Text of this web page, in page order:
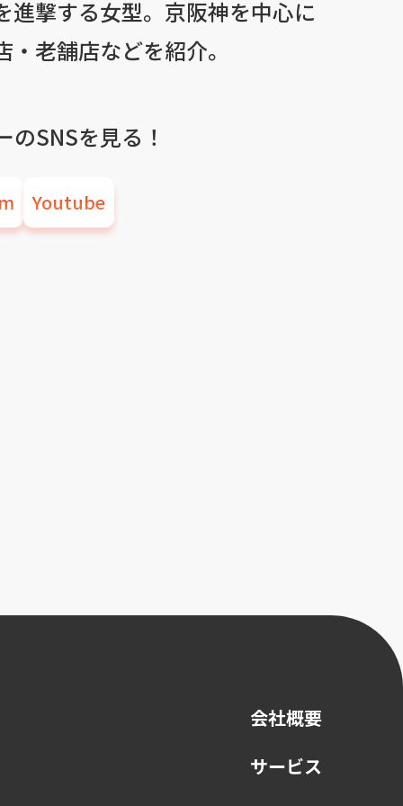
進撃する女型。京阪神を中心に
老舗店などを紹介。
のSNSを見る！
Youtube
会社概要
サービス